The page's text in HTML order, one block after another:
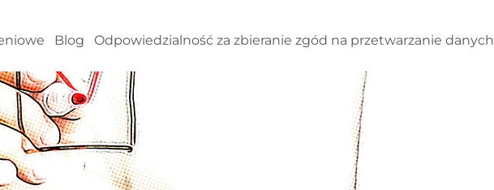
Blog Odpowiedzialność za zbieranie zgód na przetwarzanie danych